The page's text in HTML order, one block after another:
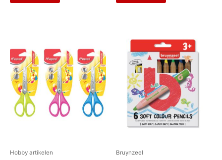
Hobby artikelen Bruynzeel